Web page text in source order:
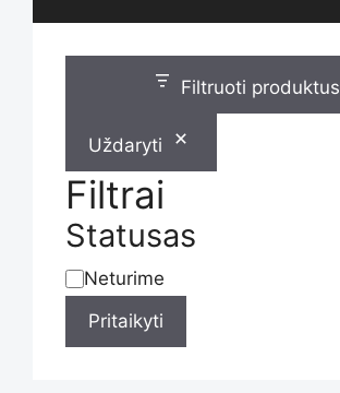
chosen
on
the
product
page
Filtruoti produktus
Uždaryti
Filtrai
Statusas
Statusas
Neturime
Pritaikyti